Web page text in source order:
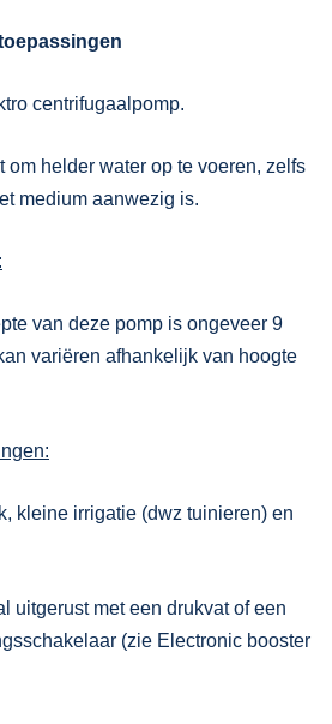
centrifugaalpomp.
om helder water op te voeren, zelfs
medium aanwezig is.
van deze pomp is ongeveer 9
variëren afhankelijk van hoogte
kleine irrigatie (dwz tuinieren) en
uitgerust met een drukvat of een
(zie Electronic booster